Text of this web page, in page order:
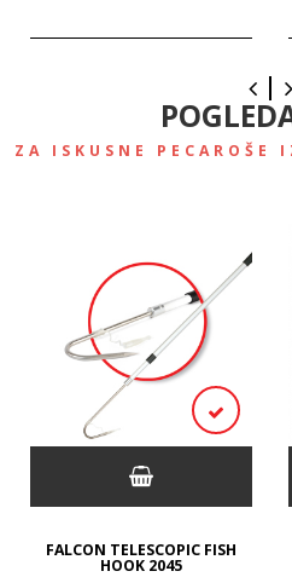
ZA ISKUSNE PECAROŠE
FALCON TELESCOPIC FISH
HOOK 2045